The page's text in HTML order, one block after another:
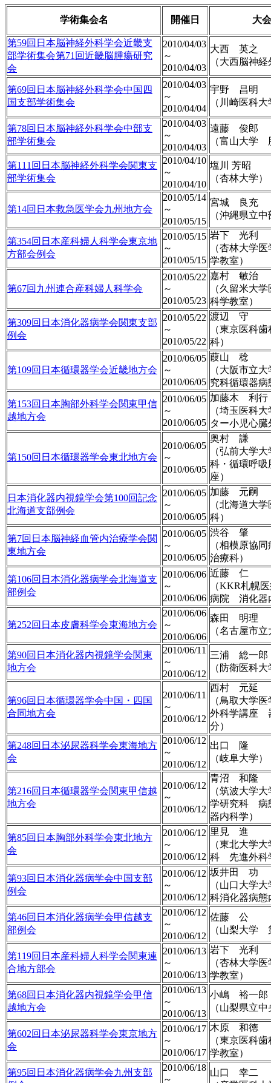
学術集会名 開催日 大
第59回日本脳神経外科学会近畿支
部学術集会第71回近畿脳腫瘍研究
会
2010/04/03
～
2010/04/03
大西 英之
（大西脳神
第69回日本脳神経外科学会中国四
国支部学術集会
2010/04/03
～
2010/04/04
宇野 昌明
（川崎医科
第78回日本脳神経外科学会中部支
部学術集会
2010/04/03
～
2010/04/03
遠藤 俊郎
（富山大学
第111回日本脳神経外科学会関東支
部学術集会
2010/04/10
～
2010/04/10
塩川 芳昭
（杏林大学）
第14回日本救急医学会九州地方会
2010/05/14
～
2010/05/15
宮城 良充
（沖縄県立
第354回日本産科婦人科学会東京地
方部会例会
2010/05/15
～
2010/05/15
岩下 光利
（杏林大学
学教室）
第67回九州連合産科婦人科学会
2010/05/22
～
2010/05/23
嘉村 敏治
（久留米大
科学教室）
第309回日本消化器病学会関東支部
例会
2010/05/22
～
2010/05/22
渡辺 守
（東京医科
科）
第109回日本循環器学会近畿地方会
2010/06/05
～
2010/06/05
葭山 稔
（大阪市立
究科循環器病
第153回日本胸部外科学会関東甲信
越地方会
2010/06/05
～
2010/06/05
加藤木 利行
（埼玉医科
ター小児心臓
第150回日本循環器学会東北地方会
2010/06/05
～
2010/06/05
奥村 謙
（弘前大学
科・循環呼吸
座）
日本消化器内視鏡学会第100回記念
北海道支部例会
2010/06/05
～
2010/06/05
加藤 元嗣
（北海道大
科）
第7回日本脳神経血管内治療学会関
東地方会
2010/06/05
～
2010/06/05
渋谷 肇
（相模原協
治療科）
第106回日本消化器病学会北海道支
部例会
2010/06/06
～
2010/06/06
近藤 仁
（KKR札幌
病院 消化器
第252回日本皮膚科学会東海地方会
2010/06/06
～
2010/06/06
森田 明理
（名古屋市
第90回日本消化器内視鏡学会関東
地方会
2010/06/11
～
2010/06/12
三浦 総一郎
（防衛医科
第96回日本循環器学会中国・四国
合同地方会
2010/06/11
～
2010/06/12
西村 元延
（鳥取大学
外科学講座
分）
第248回日本泌尿器科学会東海地方
会
2010/06/12
～
2010/06/12
出口 隆
（岐阜大学）
第216回日本循環器学会関東甲信越
地方会
2010/06/12
～
2010/06/12
青沼 和隆
（筑波大学
学研究科 病
器内科学）
第85回日本胸部外科学会東北地方
会
2010/06/12
～
2010/06/12
里見 進
（東北大学
科 先進外科
第93回日本消化器病学会中国支部
例会
2010/06/12
～
2010/06/12
坂井田 功
（山口大学
科消化器病態
第46回日本消化器病学会甲信越支
部例会
2010/06/12
～
2010/06/12
佐藤 公
（山梨大学
第119回日本産科婦人科学会関東連
合地方部会
2010/06/13
～
2010/06/13
岩下 光利
（杏林大学
学教室）
第68回日本消化器内視鏡学会甲信
越地方会
2010/06/13
～
2010/06/13
小嶋 裕一郎
（山梨県立
第602回日本泌尿器科学会東京地方
会
2010/06/17
～
2010/06/17
木原 和徳
（東京医科
学教室）
第95回日本消化器病学会九州支部
2010/06/18
～
山口 幸二